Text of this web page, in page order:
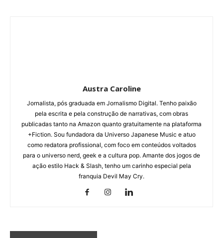
Austra Caroline
Jornalista, pós graduada em Jornalismo Digital. Tenho paixão
pela escrita e pela construção de narrativas, com obras
publicadas tanto na Amazon quanto gratuitamente na plataforma
+Fiction. Sou fundadora da Universo Japanese Music e atuo
como redatora profissional, com foco em conteúdos voltados
para o universo nerd, geek e a cultura pop. Amante dos jogos de
ação estilo Hack & Slash, tenho um carinho especial pela
franquia Devil May Cry.